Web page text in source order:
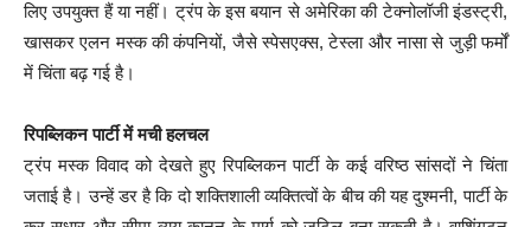
लिए उपयुक्त हैं या नहीं। ट्रंप के इस बयान से अमेरिका की टेक्नोलॉजी इंडस्ट्री,
खासकर एलन मस्क की कंपनियों, जैसे स्पेसएक्स, टेस्ला और नासा से जुड़ी फर्मों
में चिंता बढ़ गई है।
रिपब्लिकन पार्टी में मची हलचल
ट्रंप मस्क विवाद को देखते हुए रिपब्लिकन पार्टी के कई वरिष्ठ सांसदों ने चिंता
जताई है। उन्हें डर है कि दो शक्तिशाली व्यक्तित्वों के बीच की यह दुश्मनी, पार्टी के